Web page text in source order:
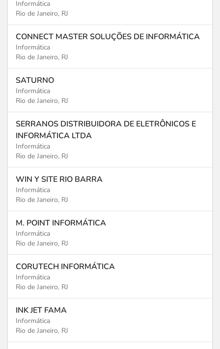
Informática
Rio de Janeiro, RJ
CONNECT MASTER SOLUÇÕES DE INFORMÁTICA
Informática
Rio de Janeiro, RJ
SATURNO
Informática
Rio de Janeiro, RJ
SERRANOS DISTRIBUIDORA DE ELETRÔNICOS E
INFORMÁTICA LTDA
Informática
Rio de Janeiro, RJ
WIN Y SITE RIO BARRA
Informática
Rio de Janeiro, RJ
M. POINT INFORMÁTICA
Informática
Rio de Janeiro, RJ
CORUTECH INFORMÁTICA
Informática
Rio de Janeiro, RJ
INK JET FAMA
Informática
Rio de Janeiro, RJ